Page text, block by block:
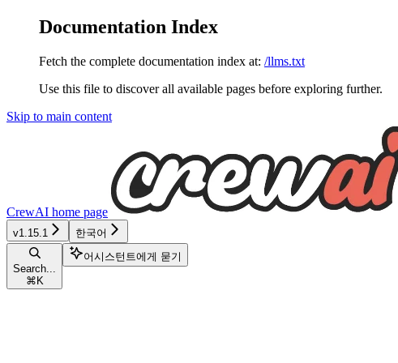
Documentation Index
Fetch the complete documentation index at: /llms.txt
Use this file to discover all available pages before exploring further.
Skip to main content
CrewAI home page
v1.15.1 한국어
Search...
⌘ K
어시스턴트에게 묻기